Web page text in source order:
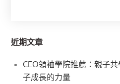
近期文章
CEO領袖學院推薦：親子
子成長的力量